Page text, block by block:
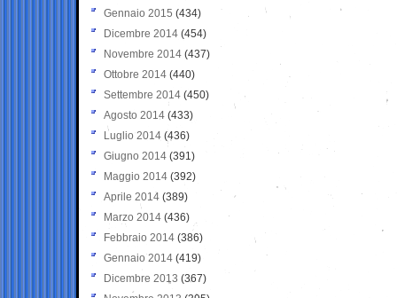
Gennaio 2015 (434)
Dicembre 2014 (454)
Novembre 2014 (437)
Ottobre 2014 (440)
Settembre 2014 (450)
Agosto 2014 (433)
Luglio 2014 (436)
Giugno 2014 (391)
Maggio 2014 (392)
Aprile 2014 (389)
Marzo 2014 (436)
Febbraio 2014 (386)
Gennaio 2014 (419)
Dicembre 2013 (367)